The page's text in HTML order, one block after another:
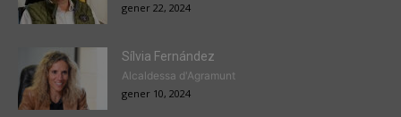
gener 22, 2024
Sílvia Fernández
Alcaldessa d'Agramunt
gener 10, 2024